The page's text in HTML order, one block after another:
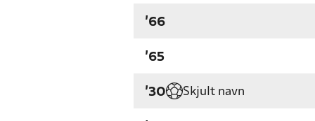
'66
'65
'30 Skjult navn